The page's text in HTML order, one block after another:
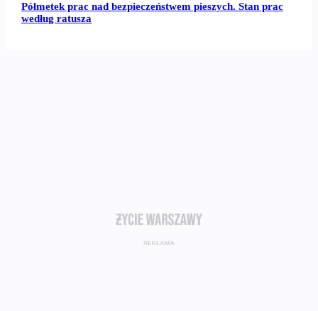
Półmetek prac nad bezpieczeństwem pieszych. Stan prac
według ratusza